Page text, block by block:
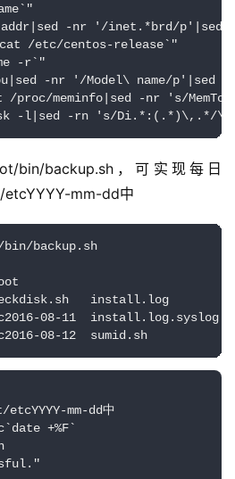
addr|sed -nr '/inet.*brd/
`cat /etc/centos-release`"
-r`"
-nr '/Model\ name/
/proc/meminfo|sed -nr 's/
-l|sed -rn 's/Di.*:(.*)\,.*/
bin/backup.sh，可实现每日
mm-dd中
backup.sh
install.log
08-11  install.log.syslog
08-12  sumid.sh
mm-dd中
+%F`